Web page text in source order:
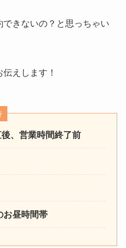
できないの？と思っちゃい
えします！
、営業時間終了前
お昼時間帯